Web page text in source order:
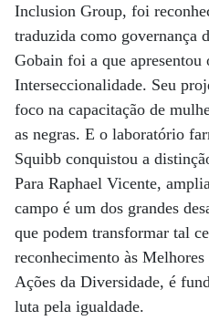
Inclusion Group, foi
traduzida como governança
Gobain foi a que apresentou
Interseccionalidade. Seu
foco na capacitação de
as negras. E o laboratório
Squibb conquistou a
Para Raphael Vicente,
campo é um dos grandes
que podem transformar tal
reconhecimento às
Ações da Diversidade, é
luta pela igualdade.